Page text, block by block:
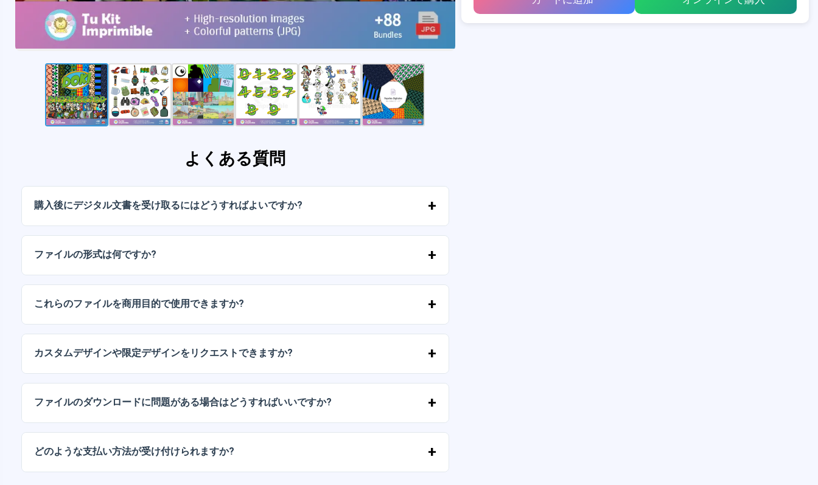
よくある質問
購入後にデジタル文書を受け取るにはどうすればよいですか?
ファイルの形式は何ですか?
これらのファイルを商用目的で使用できますか?
カスタムデザインや限定デザインをリクエストできますか?
ファイルのダウンロードに問題がある場合はどうすればいいですか?
どのような支払い方法が受け付けられますか?